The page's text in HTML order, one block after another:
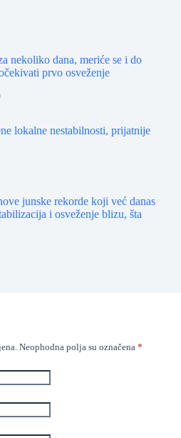
nekoliko dana, meriće se i do
prvo osveženje
lokalne nestabilnosti, prijatnije
junske rekorde koji već danas
i osveženje blizu, šta
Neophodna polja su označena *